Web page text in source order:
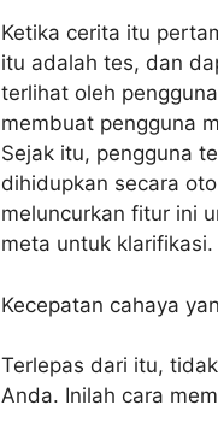
Ketika cerita itu
itu adalah tes, dan
terlihat oleh
membuat pengguna
Sejak itu, pengguna
dihidupkan secara
meluncurkan fitur ini
meta untuk klarifikasi.
Kecepatan cahaya
Terlepas dari itu,
Anda. Inilah cara